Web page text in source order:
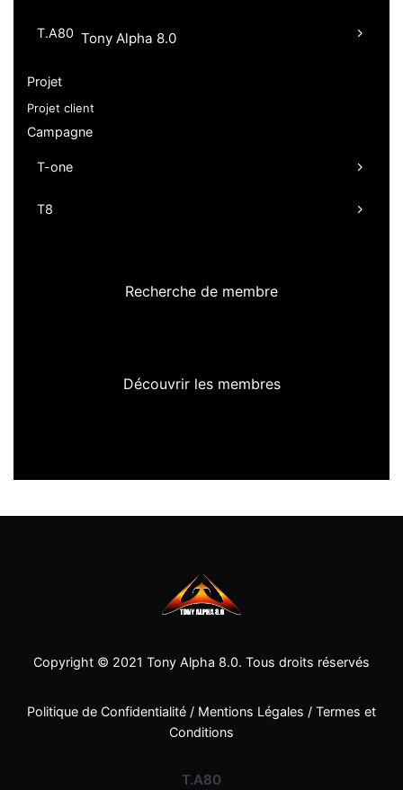
T.A80 Tony Alpha 8.0
Projet
Projet client
Campagne
T-one
T8
Recherche de membre
Découvrir les membres
Copyright © 2021 Tony Alpha 8.0. Tous droits réservés
Politique de Confidentialité / Mentions Légales / Termes et
Conditions
T.A80